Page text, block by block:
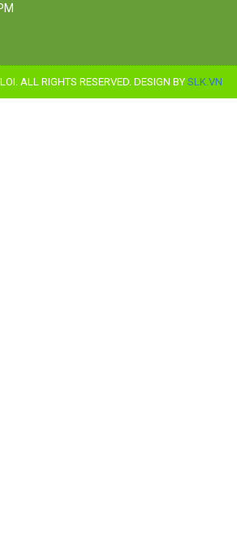
ALL RIGHTS RESERVED. DESIGN BY SLK.VN